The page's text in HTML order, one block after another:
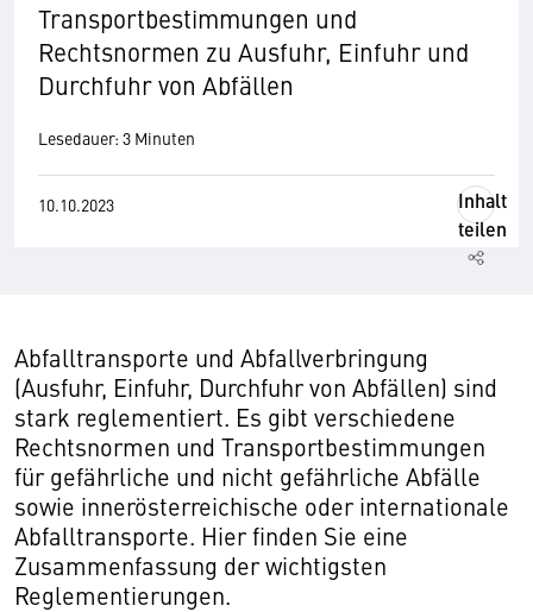
Transportbestimmungen und
Rechtsnormen zu Ausfuhr, Einfuhr und
Durchfuhr von Abfällen
Lesedauer: 3 Minuten
10.10.2023
Inhalt
teilen
Abfalltransporte und Abfallverbringung
(Ausfuhr, Einfuhr, Durchfuhr von Abfällen) sind
stark reglementiert. Es gibt verschiedene
Rechtsnormen und Transportbestimmungen
für gefährliche und nicht gefährliche Abfälle
sowie innerösterreichische oder internationale
Abfalltransporte. Hier finden Sie eine
Zusammenfassung der wichtigsten
Reglementierungen.